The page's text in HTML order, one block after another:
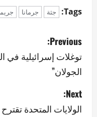
Tags: جثة جرمانا
P
o
s
t
Previous:
توغلات إسرائيلية في
الجولان”
Next:
الولايات المتحدة